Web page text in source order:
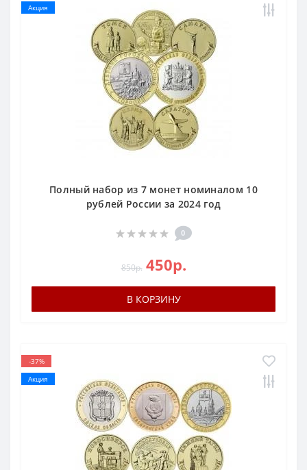
Акция
Полный набор из 7 монет номиналом 10
рублей России за 2024 год
0
850р. 450р.
В КОРЗИНУ
-37%
Акция